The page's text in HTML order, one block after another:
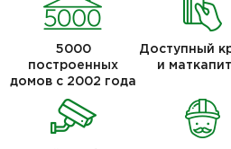
5000
построенных
домов с 2002 года
Доступный
и